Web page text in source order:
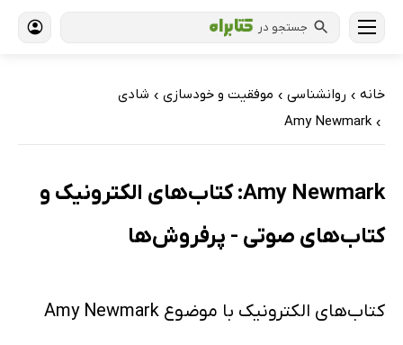
جستجو در
خانه › روانشناسی › موفقیت و خودسازی › شادی
›
Amy Newmark
Amy Newmark: کتاب‌های الکترونیک و
کتاب‌های صوتی - پرفروش‌ها
کتاب‌های الکترونیک با موضوع Amy Newmark